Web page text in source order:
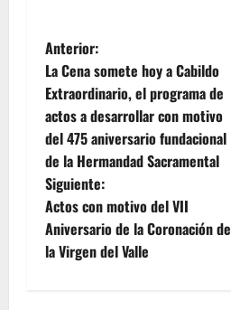
Hermandad
de la
Coronación
traslada a
sus
titulares a
la Santa
Iglesia
Catedral
con motivo
de su
cuatrocientos
aniversario.
N
a
v
e
g
a
Anterior:
La Cena somete hoy a Cabildo
Extraordinario, el programa de
actos a desarrollar con motivo
del 475 aniversario fundacional
de la Hermandad Sacramental
Siguiente:
Actos con motivo del VII
Aniversario de la Coronación de
la Virgen del Valle